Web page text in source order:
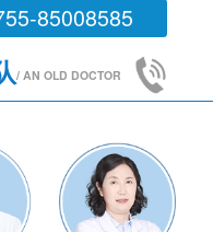
85008585
/ AN OLD DOCTOR